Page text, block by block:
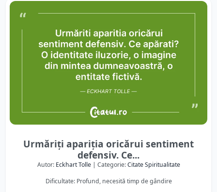
Urmăriți apariția oricărui sentiment
defensiv. Ce...
Autor: Eckhart Tolle| Categorie:Citate Spiritualitate
Dificultate: Profund, necesită timp de gândire